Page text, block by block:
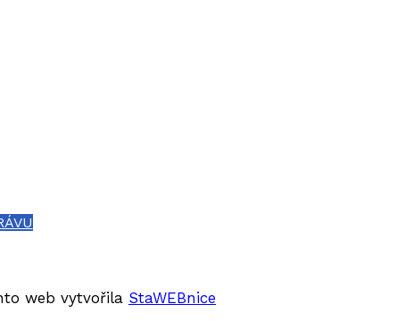
web vytvořila StaWEBnice